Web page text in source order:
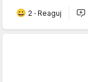
2 · Reaguj